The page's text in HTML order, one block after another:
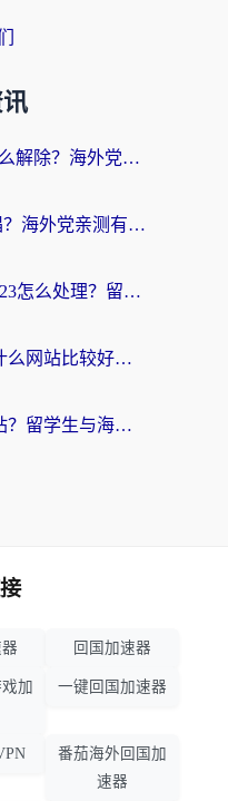
优酷手机app地域限制怎么解除？海外党亲测有效的追剧方案
全民K歌国外如何听原唱？海外党亲测有效的回国加速器选择指南
在海外如果使用交管12123怎么处理？留学生亲测有效的回国加速方案
海外看国内电视直播用什么网站比较好？一篇解决你所有追剧难题的实用指南
在国外如何打开中国网站？留学生与海外华人的无缝访问指南
回国加速器
加
一键回国加速器
番茄海外回国加
速器